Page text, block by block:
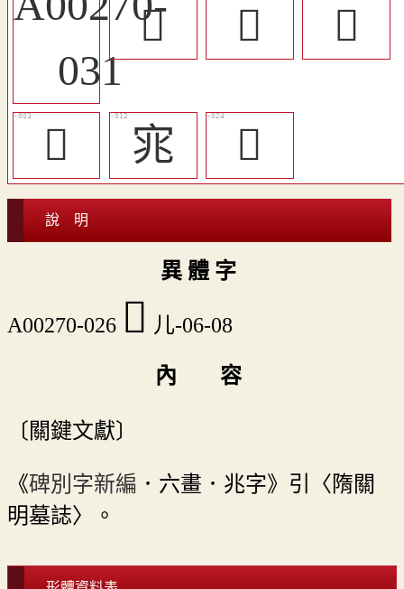
𠧞 󰔗 𡉵
𡊥 宨 󰔤
說 明
異 體 字
A00270-026 󰔥 儿-06-08
內 容
〔關鍵文獻〕
《碑別字新編 ．六畫．兆字》引〈隋關
明墓誌〉。